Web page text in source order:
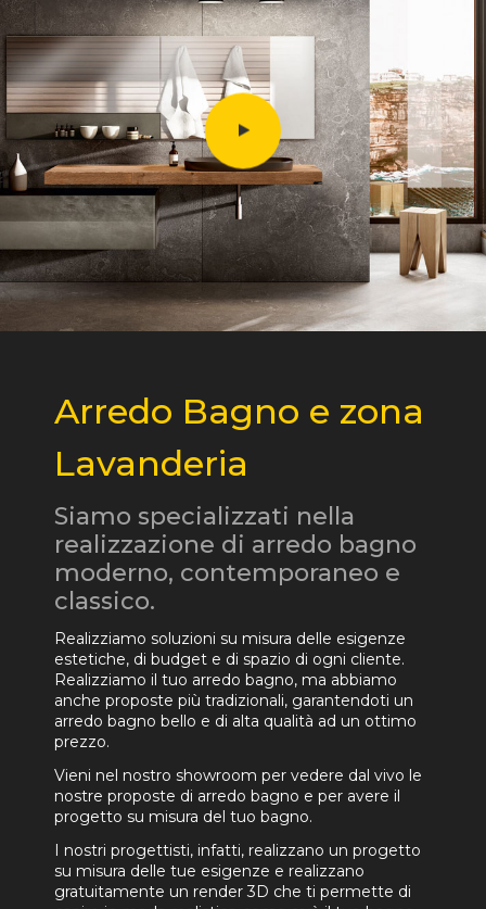
Arredo Bagno e zona
Lavanderia
Siamo specializzati nella
realizzazione di arredo bagno
moderno, contemporaneo e
classico.
Realizziamo soluzioni su misura delle esigenze
estetiche, di budget e di spazio di ogni cliente.
Realizziamo il tuo arredo bagno, ma abbiamo
anche proposte più tradizionali, garantendoti un
arredo bagno bello e di alta qualità ad un ottimo
prezzo.
Vieni nel nostro showroom per vedere dal vivo le
nostre proposte di arredo bagno e per avere il
progetto su misura del tuo bagno.
I nostri progettisti, infatti, realizzano un progetto
su misura delle tue esigenze e realizzano
gratuitamente un render 3D che ti permette di